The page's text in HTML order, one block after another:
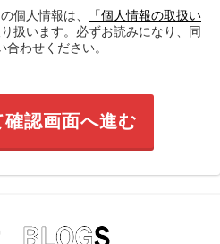
個人情報は、
「個人情報の取扱い
扱います。必ずお読みになり、同
合わせください。
確認画面へ進む